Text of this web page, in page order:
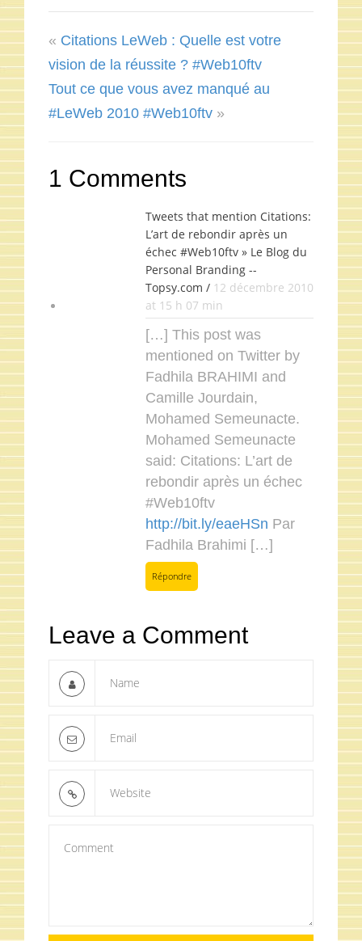
« Citations LeWeb : Quelle est votre
vision de la réussite ? #Web10ftv
Tout ce que vous avez manqué au
#LeWeb 2010 #Web10ftv »
1 Comments
Tweets that mention Citations:
L’art de rebondir après un
échec #Web10ftv » Le Blog du
Personal Branding --
Topsy.com / 12 décembre 2010
at 15 h 07 min
[…] This post was
mentioned on Twitter by
Fadhila BRAHIMI and
Camille Jourdain,
Mohamed Semeunacte.
Mohamed Semeunacte
said: Citations: L’art de
rebondir après un échec
#Web10ftv
http://bit.ly/eaeHSn Par
Fadhila Brahimi […]
Répondre
Leave a Comment